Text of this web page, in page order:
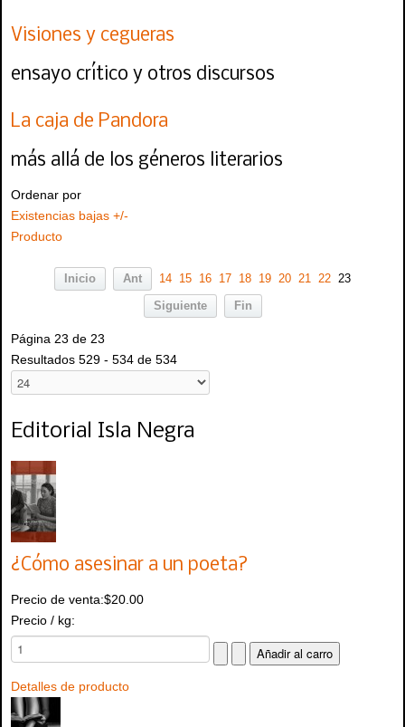
Visiones y cegueras
ensayo crítico y otros discursos
La caja de Pandora
más allá de los géneros literarios
Ordenar por
Existencias bajas +/-
Producto
Inicio Ant 14 15 16 17 18 19 20 21 22 23
Siguiente Fin
Página 23 de 23
Resultados 529 - 534 de 534
Editorial Isla Negra
¿Cómo asesinar a un poeta?
Precio de venta:$20.00
Precio / kg:
Detalles de producto